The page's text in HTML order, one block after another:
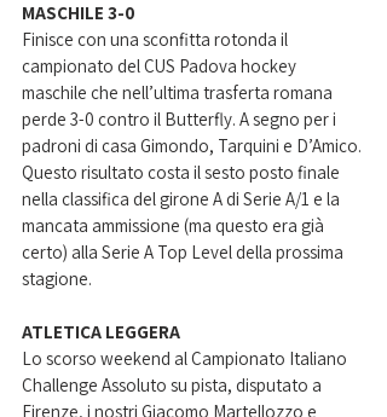
MASCHILE 3-0
Finisce con una sconfitta rotonda il
campionato del CUS Padova hockey
maschile che nell’ultima trasferta romana
perde 3-0 contro il Butterfly. A segno per i
padroni di casa Gimondo, Tarquini e D’Amico.
Questo risultato costa il sesto posto finale
nella classifica del girone A di Serie A/1 e la
mancata ammissione (ma questo era già
certo) alla Serie A Top Level della prossima
stagione.
ATLETICA LEGGERA
Lo scorso weekend al Campionato Italiano
Challenge Assoluto su pista, disputato a
Firenze, i nostri Giacomo Martellozzo e